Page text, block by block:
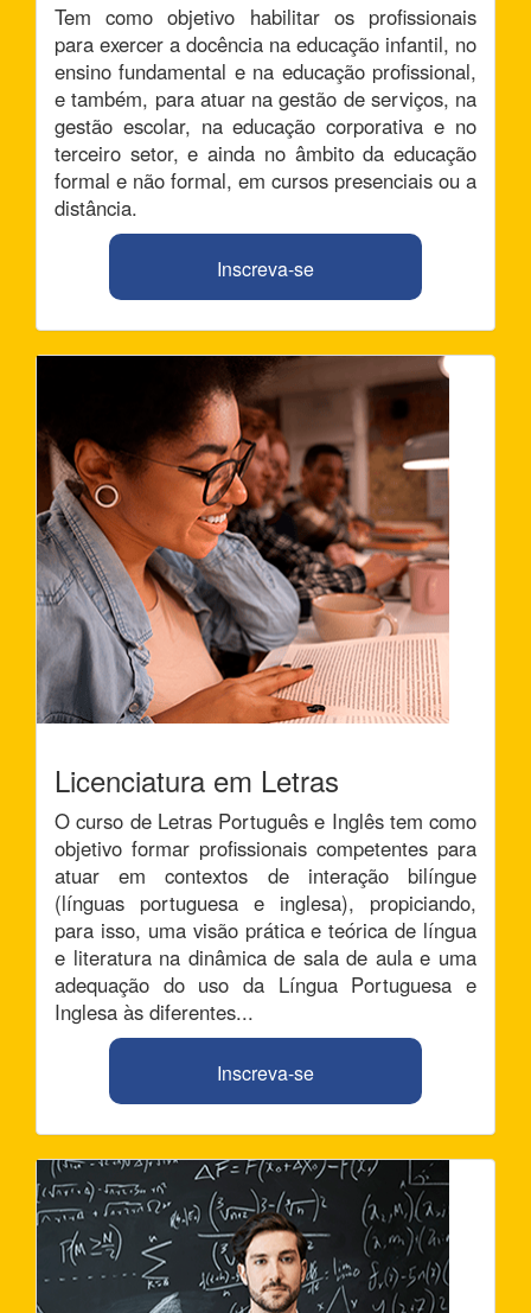
Tem como objetivo habilitar os profissionais
para exercer a docência na educação infantil, no
ensino fundamental e na educação profissional,
e também, para atuar na gestão de serviços, na
gestão escolar, na educação corporativa e no
terceiro setor, e ainda no âmbito da educação
formal e não formal, em cursos presenciais ou a
distância.
Inscreva-se
Licenciatura em Letras
O curso de Letras Português e Inglês tem como
objetivo formar profissionais competentes para
atuar em contextos de interação bilíngue
(línguas portuguesa e inglesa), propiciando,
para isso, uma visão prática e teórica de língua
e literatura na dinâmica de sala de aula e uma
adequação do uso da Língua Portuguesa e
Inglesa às diferentes...
Inscreva-se